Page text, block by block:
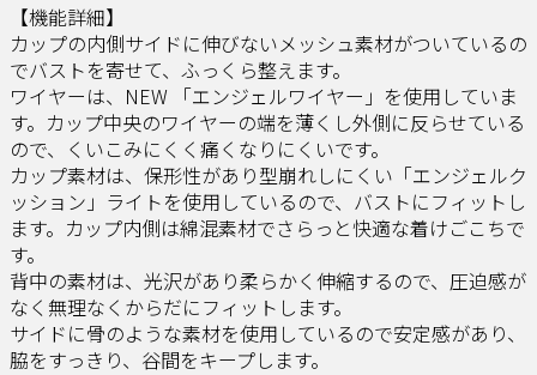
【機能詳細】
カップの内側サイドに伸びないメッシュ素材がついているの
でバストを寄せて、ふっくら整えます。
ワイヤーは、NEW 「エンジェルワイヤー」を使用していま
す。カップ中央のワイヤーの端を薄くし外側に反らせている
ので、くいこみにくく痛くなりにくいです。
カップ素材は、保形性があり型崩れしにくい「エンジェルク
ッション」ライトを使用しているので、バストにフィットし
ます。カップ内側は綿混素材でさらっと快適な着けごこちで
す。
背中の素材は、光沢があり柔らかく伸縮するので、圧迫感が
なく無理なくからだにフィットします。
サイドに骨のような素材を使用しているので安定感があり、
脇をすっきり、谷間をキープします。